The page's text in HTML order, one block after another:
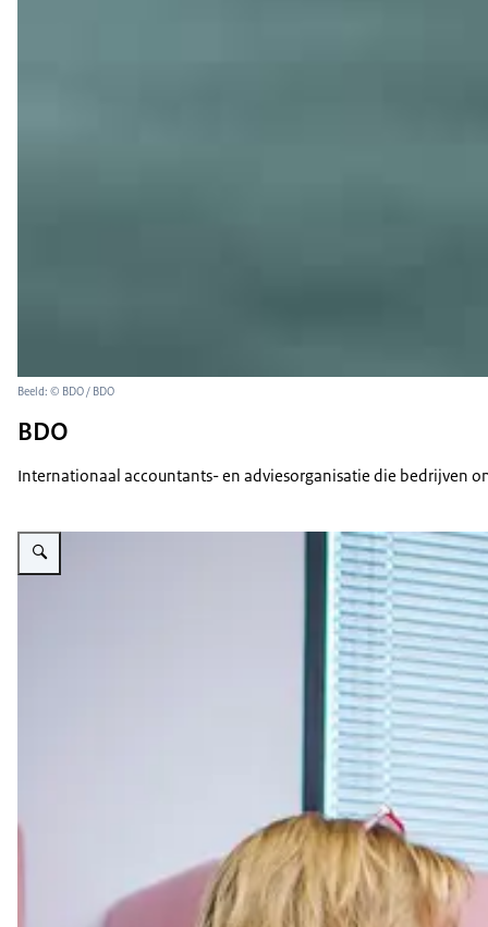
Beeld: © BDO / BDO
BDO
Internationaal accountants- en adviesorganisatie die bedrijven
Vergroot afbeelding Drie vrouwen in gesprek